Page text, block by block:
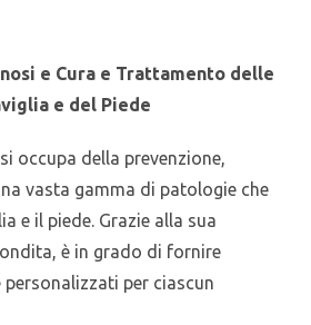
e Cura e Trattamento delle
e del Piede
occupa della prevenzione,
vasta gamma di patologie che
e il piede. Grazie alla sua
è in grado di fornire
per ciascun